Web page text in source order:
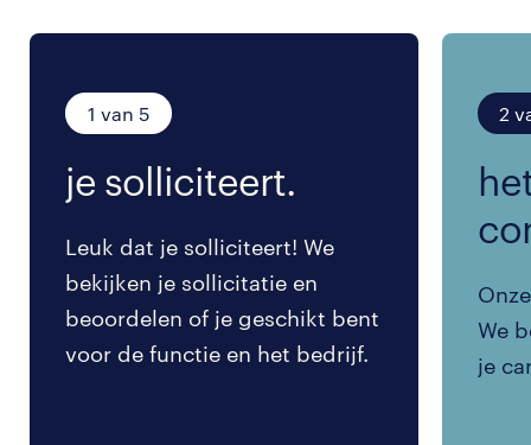
1 van 5
je solliciteert.
Leuk dat je solliciteert! We
bekijken je sollicitatie en
beoordelen of je geschikt bent
voor de functie en het bedrijf.
2
We
je